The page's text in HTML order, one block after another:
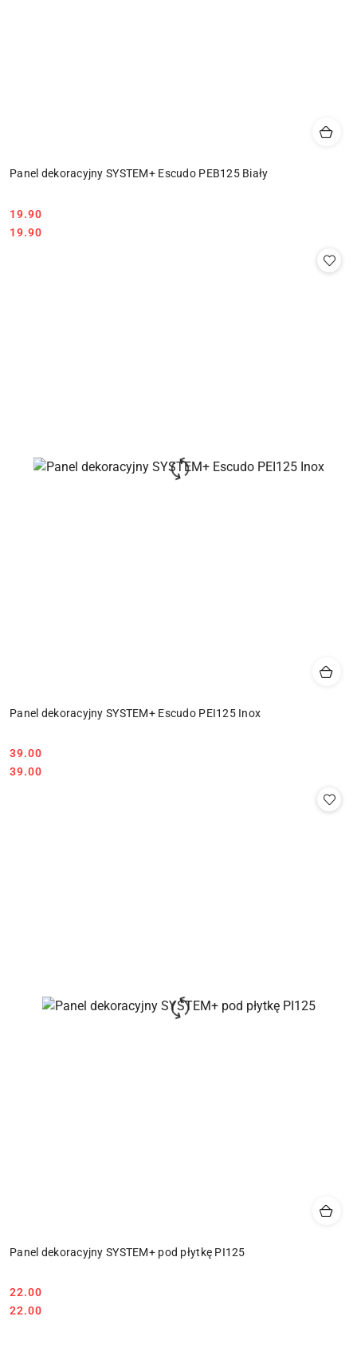
Panel dekoracyjny SYSTEM+ Escudo PEB125 Biały
Cena:
19.90
Cena:
19.90
Panel dekoracyjny SYSTEM+ Escudo PEI125 Inox
Cena:
39.00
Cena:
39.00
Panel dekoracyjny SYSTEM+ pod płytkę PI125
Cena:
22.00
Cena:
22.00